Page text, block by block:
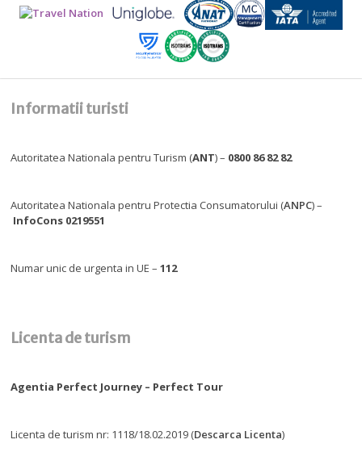
Informatii turisti
Autoritatea Nationala pentru Turism (ANT) – 0800 86 82 82
Autoritatea Nationala pentru Protectia Consumatorului (ANPC) –
InfoCons 0219551
Numar unic de urgenta in UE –112
Licenta de turism
Agentia Perfect Journey – Perfect Tour
Licenta de turism nr: 1118/18.02.2019 (Descarca Licenta)